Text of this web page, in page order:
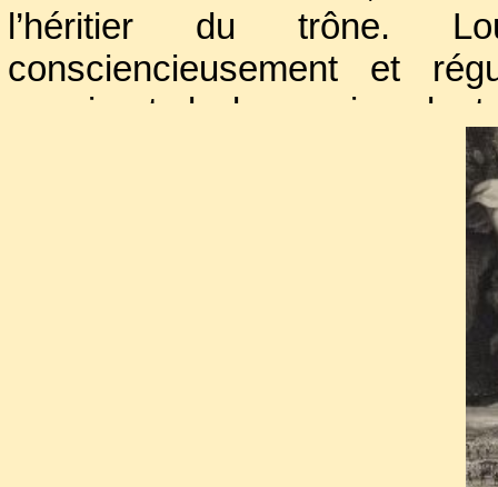
l’héritier du trône.
consciencieusement et
naquirent de leur union
Manquant d’esprit, peinant
elle compensait par
modesties, bonté, piété et
son mari malgré ses
peine et le respect que lui
d’autre choix que
alors qu’elle accouchait du